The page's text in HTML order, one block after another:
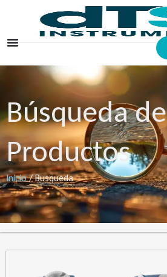
contenido
Búsqueda de
Productos
Inicio/ Busqueda